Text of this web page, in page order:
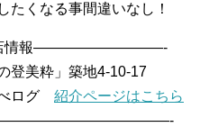
たくなる事間違いなし！
情報—————————-
登美粋」築地4-10-17
ログ 紹介ページはこちら